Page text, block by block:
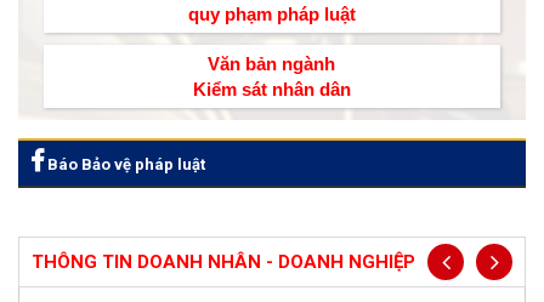
quy phạm pháp luật
Văn bản ngành
Kiểm sát nhân dân
Báo Bảo vệ pháp luật
THÔNG TIN DOANH NHÂN - DOANH NGHIỆP